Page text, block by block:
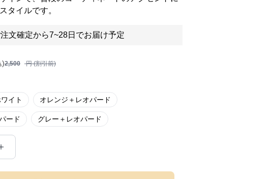
タイルです。
注文確定から7~28日でお届け予定
)2,500 円 (割引前)
イト オレンジ＋レオパード
ード グレー＋レオパード